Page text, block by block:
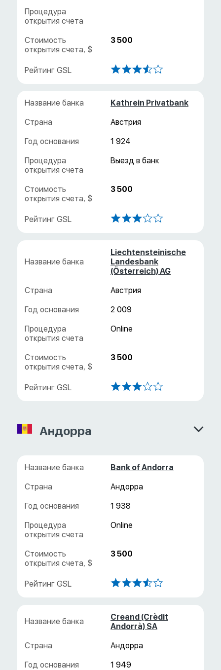
3 500
Kathrein Privatbank
Австрия
1 924
3 500
Liechtensteinische
Landesbank
(Österreich) AG
Австрия
2 009
3 500
Андорра
Bank of Andorra
Андорра
1 938
3 500
Creand (Crèdit
Andorrà) SA
Андорра
1 949